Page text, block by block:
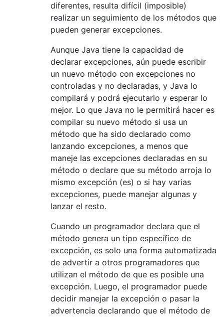
diferentes, resulta difícil (imposible)
realizar un seguimiento de los métodos que
pueden generar excepciones.
Aunque Java tiene la capacidad de
declarar excepciones, aún puede escribir
un nuevo método con excepciones no
controladas y no declaradas, y Java lo
compilará y podrá ejecutarlo y esperar lo
mejor. Lo que Java no le permitirá hacer es
compilar su nuevo método si usa un
método que ha sido declarado como
lanzando excepciones, a menos que
maneje las excepciones declaradas en su
método o declare que su método arroja lo
mismo excepción (es) o si hay varias
excepciones, puede manejar algunas y
lanzar el resto.
Cuando un programador declara que el
método genera un tipo específico de
excepción, es solo una forma automatizada
de advertir a otros programadores que
utilizan el método de que es posible una
excepción. Luego, el programador puede
decidir manejar la excepción o pasar la
advertencia declarando que el método de